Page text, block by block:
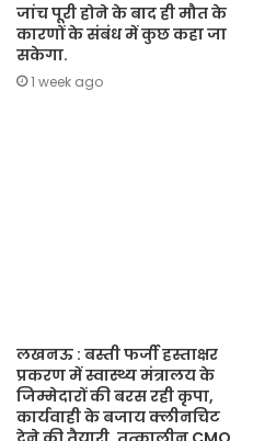
जांच पूरी होने के बाद ही मौत के
कारणों के संबंध में कुछ कहा जा
सकेगा.
1 week ago
लखनऊ : बस्ती फर्जी हस्ताक्षर
प्रकरण में स्वास्थ्य मंत्रालय के
जिम्मेदारों की बरस रही कृपा,
कार्यवाही के बजाय क्लीनचिट